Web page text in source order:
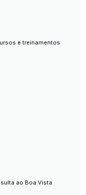
e treinamentos
ao Boa Vista